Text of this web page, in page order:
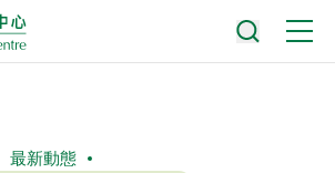
最新動態